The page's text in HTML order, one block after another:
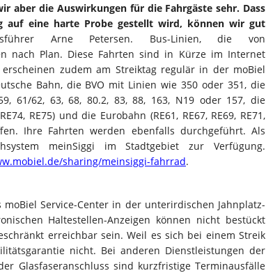
aber die Auswirkungen für die Fahrgäste sehr. Dass
auf eine harte Probe gestellt wird, können wir gut
Arne Petersen. Bus-Linien, die von
nach Plan. Diese Fahrten sind in Kürze im Internet
zudem am Streiktag regulär in der moBiel
Bahn, die BVO mit Linien wie 350 oder 351, die
61/62, 63, 68, 80.2, 83, 88, 163, N19 oder 157, die
RE75) und die Eurobahn (RE61, RE67, RE69, RE71,
Ihre Fahrten werden ebenfalls durchgeführt. Als
meinSiggi im Stadtgebiet zur Verfügung.
sharing/meinsiggi-fahrrad.
Service-Center in der unterirdischen Jahnplatz-
Haltestellen-Anzeigen können nicht bestückt
erreichbar sein. Weil es sich bei einem Streik
nicht. Bei anderen Dienstleistungen der
Glasfaseranschluss sind kurzfristige Terminausfälle